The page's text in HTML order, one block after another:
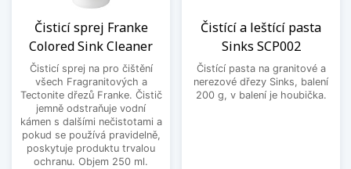
Čisticí sprej Franke
Colored Sink Cleaner
Čisticí sprej na pro čištění
všech Fragranitových a
Tectonite dřezů Franke. Čistič
jemně odstraňuje vodní
kámen s dalšími nečistotami a
pokud se používá pravidelně,
poskytuje produktu trvalou
ochranu. Objem 250 ml.
Čistící a leštící pasta
Sinks SCP002
Čistící pasta na granitové a
nerezové dřezy Sinks, balení
200 g, v balení je houbička.